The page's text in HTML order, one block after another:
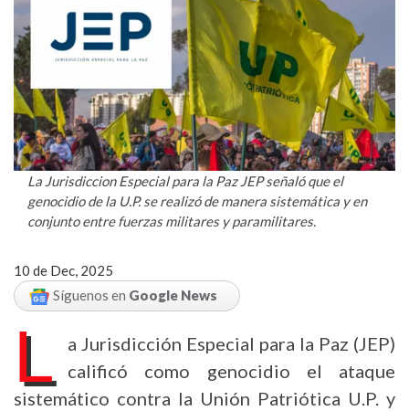
La Jurisdiccion Especial para la Paz JEP señaló que el
genocidio de la U.P. se realizó de manera sistemática y en
conjunto entre fuerzas militares y paramilitares.
10 de Dec, 2025
Síguenos en Google News
L
a Jurisdicción Especial para la Paz (JEP)
calificó como genocidio el ataque
sistemático contra la Unión Patriótica U.P. y